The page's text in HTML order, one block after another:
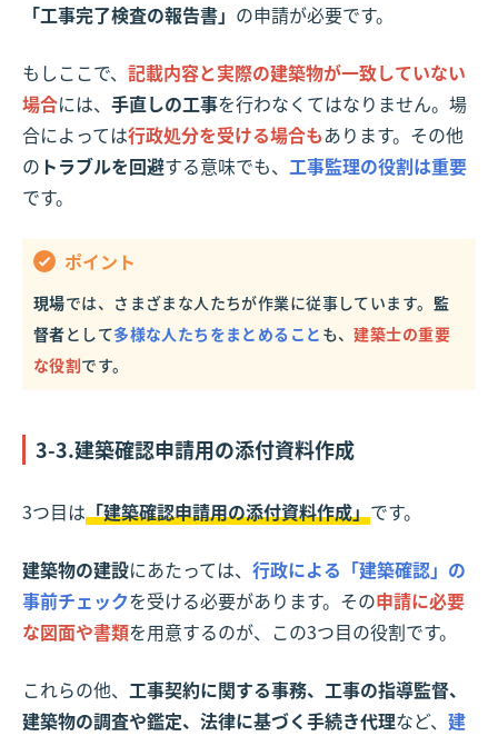
「工事完了検査の報告書」 の申請が必要です。
もしここで、 記載内容と実際の建築物が一致していない
場合には、 手直しの工事を行わなくてはなりません。場
合によっては行政処分を受ける場合もあります。その他
の トラブルを回避する意味でも、 工事監理の役割は重要
です。
ポイント
現場では、さまざまな人たちが作業に従事しています。 監
督者として多様な人たちをまとめること も、建築士の重要
な役割です。
3-3.建築確認申請用の添付資料作成
3つ目は「建築確認申請用の添付資料作成」です。
建築物の建設にあたっては、 行政による「建築確認」の
事前チェックを受ける必要があります。その申請に必要
な図面や書類を用意するのが、この3つ目の役割です。
これらの他、 工事契約に関する事務、工事の指導監督、
建築物の調査や鑑定、法律に基づく手続き代理など、 建